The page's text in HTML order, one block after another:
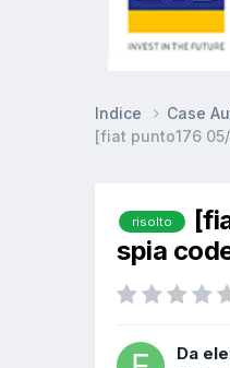
Indice Case
[fiat punto176
risolto
spia
Da